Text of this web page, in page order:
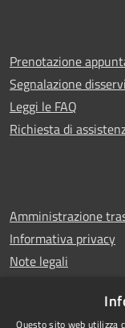
Prenotazione
Segnalazione
Leggi le FAQ
Richiesta di
Amministrazione
Informativa privacy
Note legali
Questo sito web utilizza